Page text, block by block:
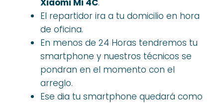
Xiaomi Mi 4C.
El repartidor ira a tu domicilio en hora
de oficina.
En menos de 24 Horas tendremos tu
smartphone y nuestros técnicos se
pondran en el momento con el
arreglo.
Ese dia tu smartphone quedará como